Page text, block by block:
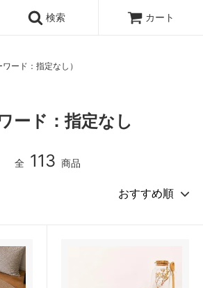
検索 カート
ード：指定なし）
ード：指定なし
全 113 商品